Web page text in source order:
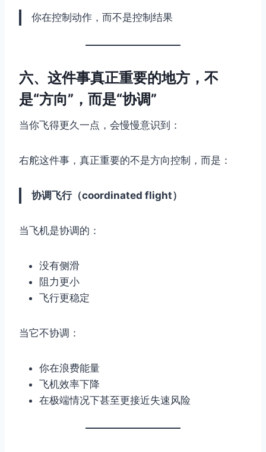
你在控制动作，而不是控制结果
六、这件事真正重要的地方，不
是“方向”，而是“协调”
当你飞得更久一点，会慢慢意识到：
右舵这件事，真正重要的不是方向控制，而是：
协调飞行（coordinated flight）
当飞机是协调的：
没有侧滑
阻力更小
飞行更稳定
当它不协调：
你在浪费能量
飞机效率下降
在极端情况下甚至更接近失速风险